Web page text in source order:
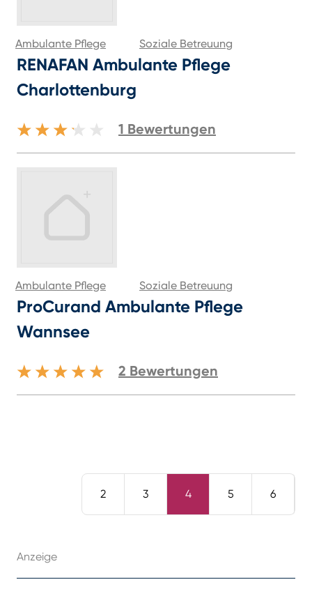
Ambulante Pflege Soziale Betreuung
RENAFAN Ambulante Pflege
Charlottenburg
1 Bewertungen
Ambulante Pflege Soziale Betreuung
ProCurand Ambulante Pflege
Wannsee
2 Bewertungen
2 3 4 5 6
Anzeige